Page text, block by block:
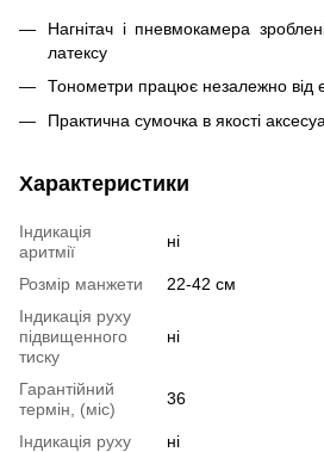
Нагнітач і пневмокамера
латексу
Тонометри працює незалежно від
Практична сумочка в якості
Характеристики
Індикація
аритмії
ні
Розмір манжети
22-42 см
Індикація руху
підвищенного
тиску
ні
Гарантійний
термін, (міс)
36
Індикація руху ні